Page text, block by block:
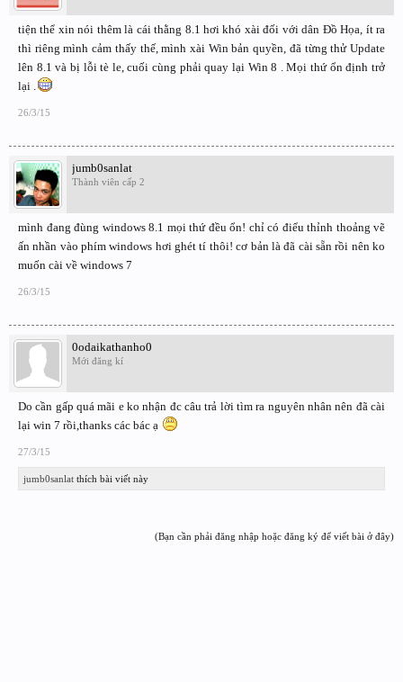
tiện thể xin nói thêm là cái thằng 8.1 hơi khó xài đối với dân Đồ Họa, ít ra
thì riêng mình cảm thấy thế, mình xài Win bản quyền, đã từng thử Update
lên 8.1 và bị lỗi tè le, cuối cùng phải quay lại Win 8 . Mọi thứ ổn định trở
lại .
26/3/15
jumb0sanlat
Thành viên cấp 2
mình đang đùng windows 8.1 mọi thứ đều ổn! chỉ có điểu thỉnh thoảng vẽ
ấn nhần vào phím windows hơi ghét tí thôi! cơ bản là đã cài sẵn rồi nên ko
muốn cài về windows 7
26/3/15
0odaikathanho0
Mới đăng kí
Do cần gấp quá mãi e ko nhận đc câu trả lời tìm ra nguyên nhân nên đã cài
lại win 7 rồi,thanks các bác ạ
27/3/15
jumb0sanlat thích bài viết này
(Bạn cần phải đăng nhập hoặc đăng ký để viết bài ở đây)